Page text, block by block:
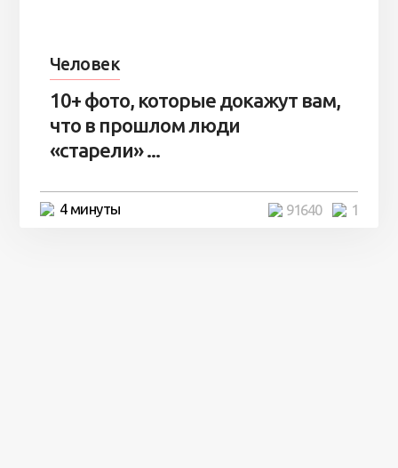
Человек
10+ фото, которые докажут вам,
что в прошлом люди
«старели» ...
4 минуты 1
91640